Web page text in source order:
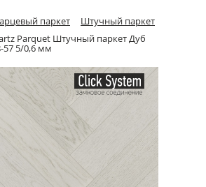
паркет
Штучный паркет
Parquet Штучный паркет Дуб
57 5/0,6 мм